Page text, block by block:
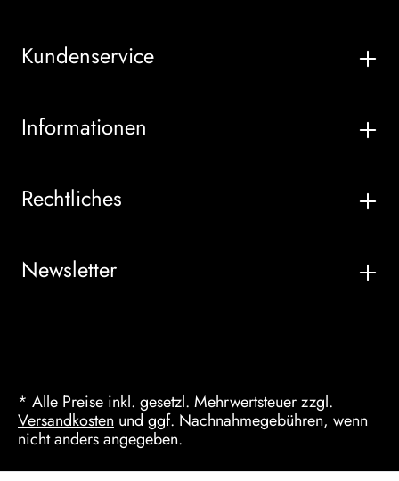
Kundenservice
Informationen
Rechtliches
Newsletter
* Alle Preise inkl. gesetzl. Mehrwertsteuer zzgl.
Versandkosten und ggf. Nachnahmegebühren, wenn
nicht anders angegeben.